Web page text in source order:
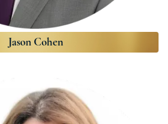
Jason Cohen